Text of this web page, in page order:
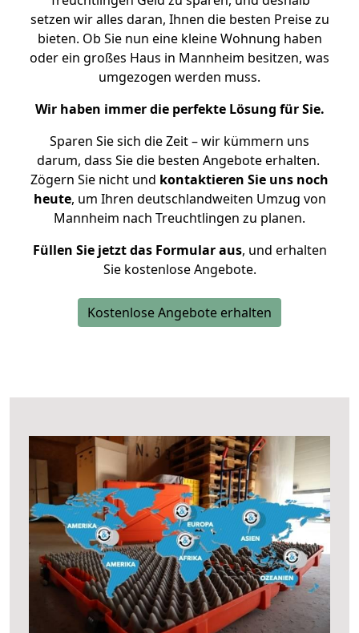
setzen wir alles daran, Ihnen die besten Preise zu
bieten. Ob Sie nun eine kleine Wohnung haben
oder ein großes Haus in Mannheim besitzen, was
umgezogen werden muss.
Wir haben immer die perfekte Lösung für Sie.
Sparen Sie sich die Zeit – wir kümmern uns
darum, dass Sie die besten Angebote erhalten.
Zögern Sie nicht und kontaktieren Sie uns noch
heute, um Ihren deutschlandweiten Umzug von
Mannheim nach Treuchtlingen zu planen.
Füllen Sie jetzt das Formular aus, und erhalten
Sie kostenlose Angebote.
Kostenlose Angebote erhalten